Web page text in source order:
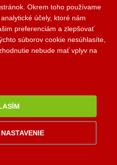
Okrem toho používame
účely, ktoré nám
preferenciám a zlepšovať
súborov cookie nesúhlasíte,
nebude mať vplyv na